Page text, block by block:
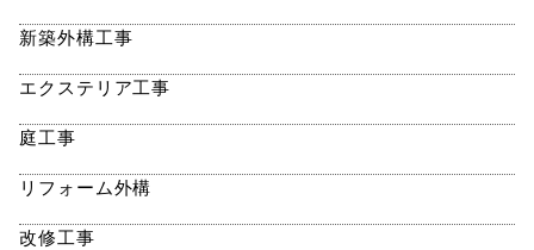
新築外構工事
エクステリア工事
庭工事
リフォーム外構
改修工事